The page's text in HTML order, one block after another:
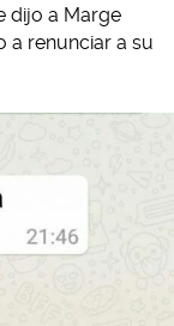
dijo a Marge
a renunciar a su